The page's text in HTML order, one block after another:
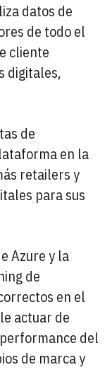
datos de
de todo el
cliente
digitales,
de
en la
retailers y
para sus
Azure y la
de
en el
actuar de
del
de marca y